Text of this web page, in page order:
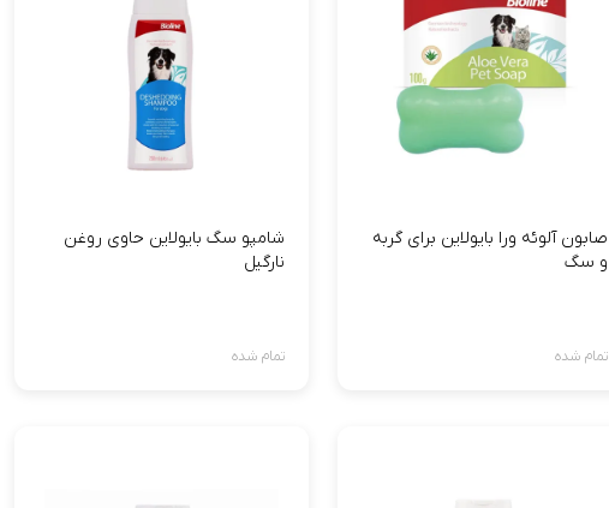
صابون آلوئه ورا بایولاین برای گربه
و سگ
تمام شده
شامپو سگ بایولاین حاوی روغن
نارگیل
تمام شده